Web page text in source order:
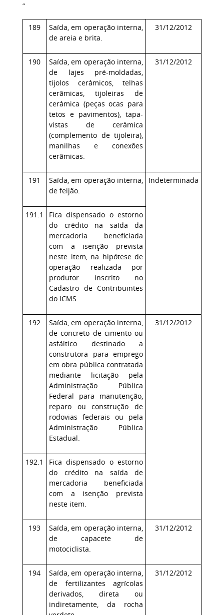
“
189
Saída, em operação interna,
de areia e brita.
31/12/2012
190
Saída, em operação interna,
de lajes pré-moldadas,
tijolos cerâmicos, telhas
cerâmicas, tijoleiras de
cerâmica (peças ocas para
tetos e pavimentos), tapa-
vistas de cerâmica
(complemento de tijoleira),
manilhas e conexões
cerâmicas.
31/12/2012
191
Saída, em operação interna,
de feijão.
Indeterminada
191.1
Fica dispensado o estorno
do crédito na saída da
mercadoria beneficiada
com a isenção prevista
neste item, na hipótese de
operação realizada por
produtor inscrito no
Cadastro de Contribuintes
do ICMS.
192
Saída, em operação interna,
de concreto de cimento ou
asfáltico destinado a
construtora para emprego
em obra pública contratada
mediante licitação pela
Administração Pública
Federal para manutenção,
reparo ou construção de
rodovias federais ou pela
Administração Pública
Estadual.
31/12/2012
192.1
Fica dispensado o estorno
do crédito na saída de
mercadoria beneficiada
com a isenção prevista
neste item.
193
Saída, em operação interna,
de capacete de
motociclista.
31/12/2012
194
Saída, em operação interna,
de fertilizantes agrícolas
derivados, direta ou
indiretamente, da rocha
31/12/2012